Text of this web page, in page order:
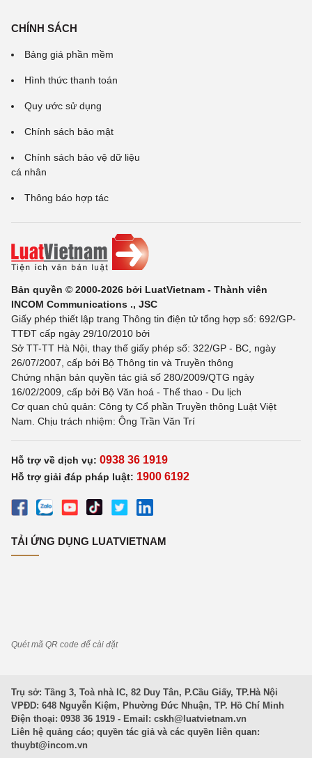
CHÍNH SÁCH
Bảng giá phần mềm
Hình thức thanh toán
Quy ước sử dụng
Chính sách bảo mật
Chính sách bảo vệ dữ liệu
cá nhân
Thông báo hợp tác
Bản quyền © 2000-2026 bởi LuatVietnam - Thành viên
INCOM Communications ., JSC
Giấy phép thiết lập trang Thông tin điện tử tổng hợp số: 692/GP-
TTĐT cấp ngày 29/10/2010 bởi
Sở TT-TT Hà Nội, thay thế giấy phép số: 322/GP - BC, ngày
26/07/2007, cấp bởi Bộ Thông tin và Truyền thông
Chứng nhận bản quyền tác giả số 280/2009/QTG ngày
16/02/2009, cấp bởi Bộ Văn hoá - Thể thao - Du lịch
Cơ quan chủ quản: Công ty Cổ phần Truyền thông Luật Việt
Nam. Chịu trách nhiệm: Ông Trần Văn Trí
Hỗ trợ về dịch vụ: 0938 36 1919
Hỗ trợ giải đáp pháp luật: 1900 6192
TẢI ỨNG DỤNG LUATVIETNAM
Quét mã QR code để cài đặt
Trụ sở: Tầng 3, Toà nhà IC, 82 Duy Tân, P.Cầu Giấy, TP.Hà Nội
VPĐD: 648 Nguyễn Kiệm, Phường Đức Nhuận, TP. Hồ Chí Minh
Điện thoại: 0938 36 1919 - Email: cskh@luatvietnam.vn
Liên hệ quảng cáo; quyền tác giả và các quyền liên quan:
thuybt@incom.vn